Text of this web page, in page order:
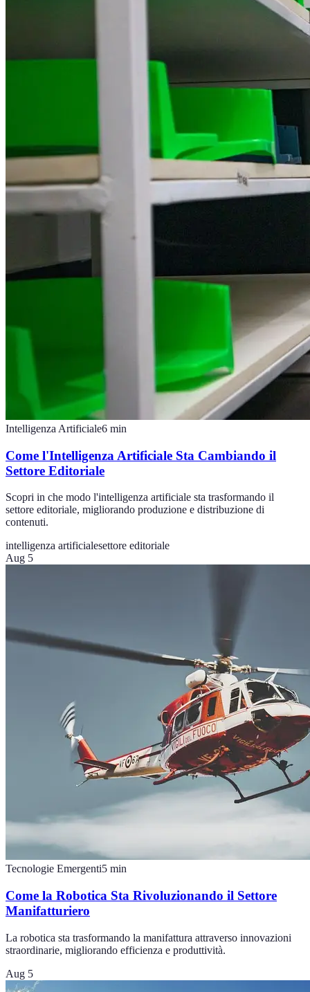
Intelligenza Artificiale6 min
Come l'Intelligenza Artificiale Sta Cambiando il
Settore Editoriale
Scopri in che modo l'intelligenza artificiale sta trasformando il
settore editoriale, migliorando produzione e distribuzione di
contenuti.
intelligenza artificialesettore editoriale
Aug 5
Tecnologie Emergenti5 min
Come la Robotica Sta Rivoluzionando il Settore
Manifatturiero
La robotica sta trasformando la manifattura attraverso innovazioni
straordinarie, migliorando efficienza e produttività.
Aug 5